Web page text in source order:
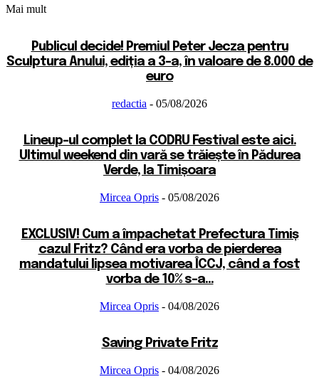
Mai mult
Publicul decide! Premiul Peter Jecza pentru
Sculptura Anului, ediția a 3-a, în valoare de 8.000 de
euro
redactia - 05/08/2026
Lineup-ul complet la CODRU Festival este aici.
Ultimul weekend din vară se trăiește în Pădurea
Verde, la Timișoara
Mircea Opris - 05/08/2026
EXCLUSIV! Cum a împachetat Prefectura Timiș
cazul Fritz? Când era vorba de pierderea
mandatului lipsea motivarea ÎCCJ, când a fost
vorba de 10% s-a...
Mircea Opris - 04/08/2026
Saving Private Fritz
Mircea Opris - 04/08/2026